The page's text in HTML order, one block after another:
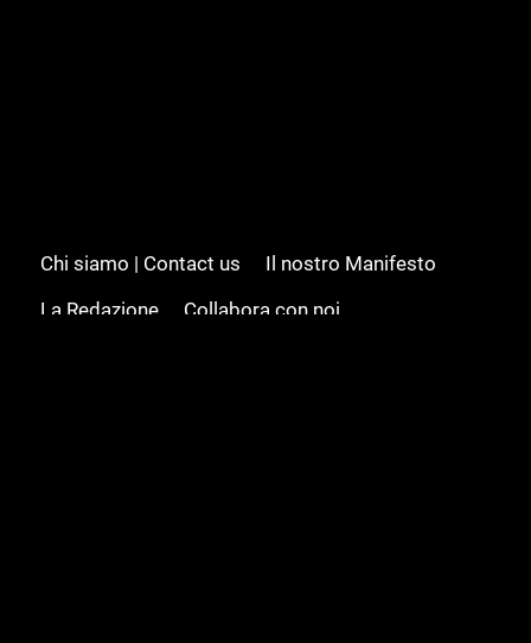
Chi siamo | Contact us
Il nostro Manifesto
La Redazione
Collabora con noi